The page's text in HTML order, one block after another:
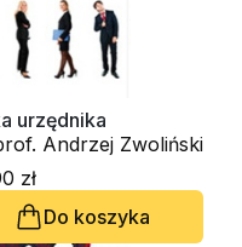
urzędnika
Andrzej Zwoliński
zł
Do koszyka